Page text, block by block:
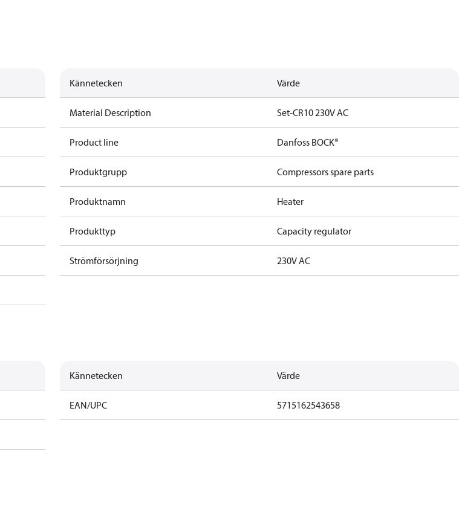
Kännetecken Värde
Material Description Set-CR10 230V AC
Product line Danfoss BOCK®
Produktgrupp Compressors spare parts
Produktnamn Heater
Produkttyp Capacity regulator
Strömförsörjning 230V AC
Kännetecken Värde
EAN/UPC 5715162543658